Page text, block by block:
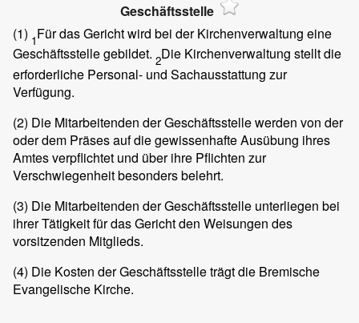
Geschäftsstelle
(1) 1Für das Gericht wird bei der Kirchenverwaltung eine
Geschäftsstelle gebildet. 2Die Kirchenverwaltung stellt die
erforderliche Personal- und Sachausstattung zur
Verfügung.
(2) Die Mitarbeitenden der Geschäftsstelle werden von der
oder dem Präses auf die gewissenhafte Ausübung ihres
Amtes verpflichtet und über ihre Pflichten zur
Verschwiegenheit besonders belehrt.
(3) Die Mitarbeitenden der Geschäftsstelle unterliegen bei
ihrer Tätigkeit für das Gericht den Weisungen des
vorsitzenden Mitglieds.
(4) Die Kosten der Geschäftsstelle trägt die Bremische
Evangelische Kirche.